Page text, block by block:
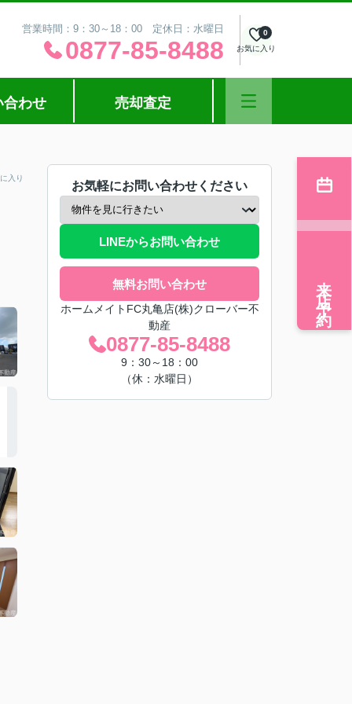
営業時間：9：30～18：00 定休日：水曜日
0877-85-8488 お気に入り
0
合わせ 売却査定
入り
お気軽にお問い合わせください
LINEからお問い合わせ
無料お問い合わせ
ホームメイトFC丸亀店(株)クローバー不
動産
0877-85-8488
9：30～18：00
（休：水曜日）
来店予約